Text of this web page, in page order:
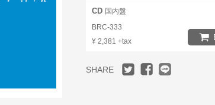
CD 国内盤
BRC-333
¥ 2,381 +tax
SHARE